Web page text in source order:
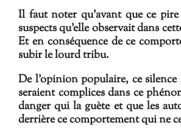
Il faut noter qu'avant que ce
suspects qu'elle observait dans
Et en conséquence de ce
subir le lourd tribu.
De l'opinion populaire, ce silence
seraient complices dans ce
danger qui la guète et que les
derrière ce comportement qui ne